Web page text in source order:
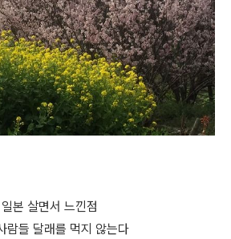
일본 살면서 느낀점
람들 달래를 먹지 않는다